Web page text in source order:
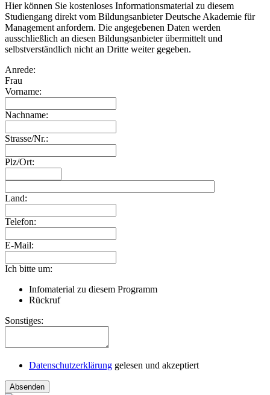
Hier können Sie kostenloses Informationsmaterial zu diesem
Studiengang direkt vom Bildungsanbieter Deutsche Akademie für
Management anfordern. Die angegebenen Daten werden
ausschließlich an diesen Bildungsanbieter übermittelt und
selbstverständlich nicht an Dritte weiter gegeben.
Anrede:
Frau
Vorname:
Nachname:
Strasse/Nr.:
Plz/Ort:
Land:
Telefon:
E-Mail:
Ich bitte um:
Infomaterial zu diesem Programm
Rückruf
Sonstiges:
Datenschutzerklärung gelesen und akzeptiert
Absenden